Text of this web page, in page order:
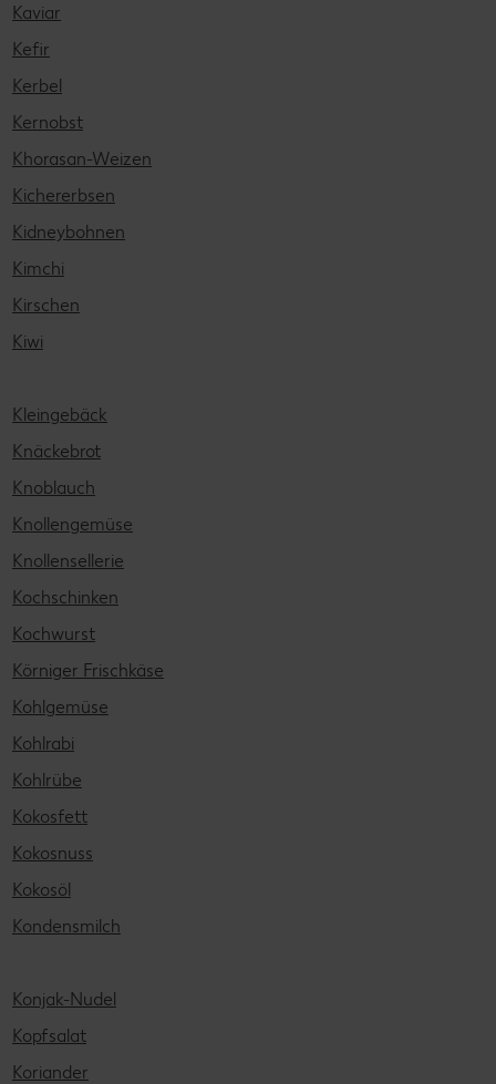
Kaviar
Kefir
Kerbel
Kernobst
Khorasan-Weizen
Kichererbsen
Kidneybohnen
Kimchi
Kirschen
Kiwi
Kleingebäck
Knäckebrot
Knoblauch
Knollengemüse
Knollensellerie
Kochschinken
Kochwurst
Körniger Frischkäse
Kohlgemüse
Kohlrabi
Kohlrübe
Kokosfett
Kokosnuss
Kokosöl
Kondensmilch
Konjak-Nudel
Kopfsalat
Koriander